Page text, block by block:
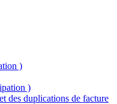
)
)
des duplications de facture